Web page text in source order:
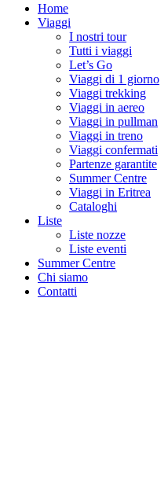
Home
Viaggi
I nostri tour
Tutti i viaggi
Let’s Go
Viaggi di 1 giorno
Viaggi trekking
Viaggi in aereo
Viaggi in pullman
Viaggi in treno
Viaggi confermati
Partenze garantite
Summer Centre
Viaggi in Eritrea
Cataloghi
Liste
Liste nozze
Liste eventi
Summer Centre
Chi siamo
Contatti